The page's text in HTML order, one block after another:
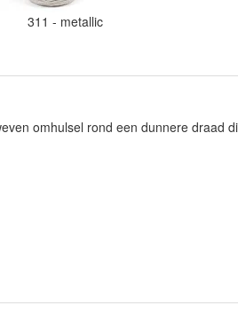
311 - metallic
omhulsel rond een dunnere draad